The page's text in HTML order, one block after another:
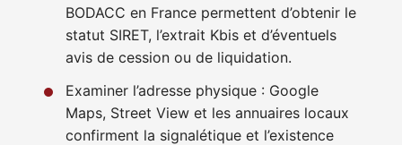
BODACC en France permettent d’obtenir le
statut SIRET, l’extrait Kbis et d’éventuels
avis de cession ou de liquidation.
Examiner l’adresse physique : Google
Maps, Street View et les annuaires locaux
confirment la signalétique et l’existence